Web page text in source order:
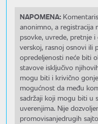
NAPOMENA:
anonimno, a registracija
psovke, uvrede, pretnje
verskoj, rasnoj osnovi ili
opredeljenosti neće biti
stavove isključivo
mogu biti i krivično
mogućnost da među
sadržaji koji mogu biti u
uverenjima. Nije
promovisanjedrugih